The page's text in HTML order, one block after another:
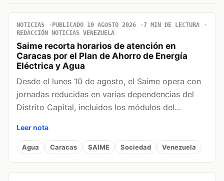
NOTICIAS PUBLICADO 10 AGOSTO 2026
7 MIN DE LECTURA
REDACCIÓN NOTICIAS VENEZUELA
Saime recorta horarios de atención en
Caracas por el Plan de Ahorro de Energía
Eléctrica y Agua
Desde el lunes 10 de agosto, el Saime opera con
jornadas reducidas en varias dependencias del
Distrito Capital, incluidos los módulos del…
Leer nota
Agua Caracas SAIME Sociedad Venezuela